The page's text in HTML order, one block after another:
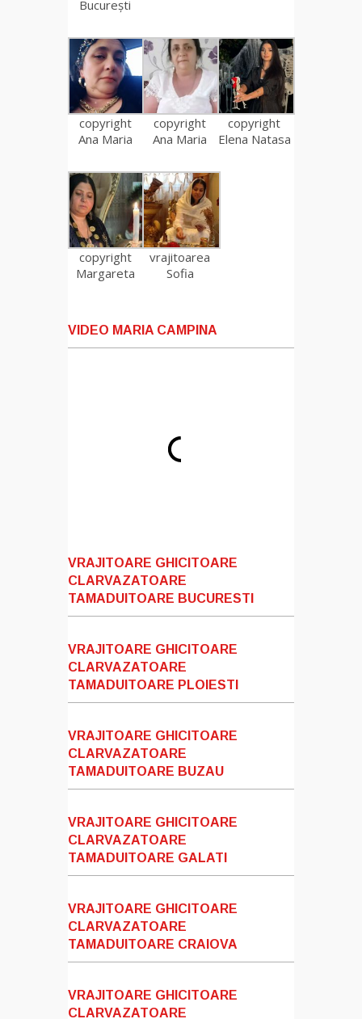
București
copyright
Ana Maria
copyright
Ana Maria
copyright
Elena Natasa
copyright
Margareta
vrajitoarea
Sofia
VIDEO MARIA CAMPINA
VRAJITOARE GHICITOARE
CLARVAZATOARE
TAMADUITOARE BUCURESTI
VRAJITOARE GHICITOARE
CLARVAZATOARE
TAMADUITOARE PLOIESTI
VRAJITOARE GHICITOARE
CLARVAZATOARE
TAMADUITOARE BUZAU
VRAJITOARE GHICITOARE
CLARVAZATOARE
TAMADUITOARE GALATI
VRAJITOARE GHICITOARE
CLARVAZATOARE
TAMADUITOARE CRAIOVA
VRAJITOARE GHICITOARE
CLARVAZATOARE